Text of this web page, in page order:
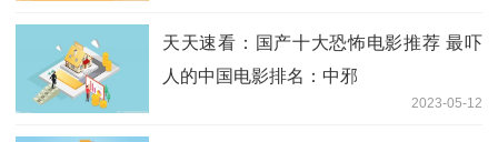
天天速看：国产十大恐怖电影推荐 最吓
人的中国电影排名：中邪
2023-05-12